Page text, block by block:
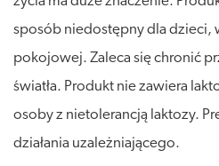
sposób niedostępny dla dzieci,
pokojowej. Zaleca się chronić
światła. Produkt nie zawiera
osoby z nietolerancją laktozy.
działania uzależniającego.